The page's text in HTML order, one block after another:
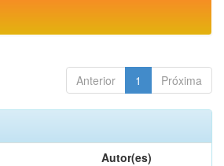
Anterior 1 Próxima
Autor(es)